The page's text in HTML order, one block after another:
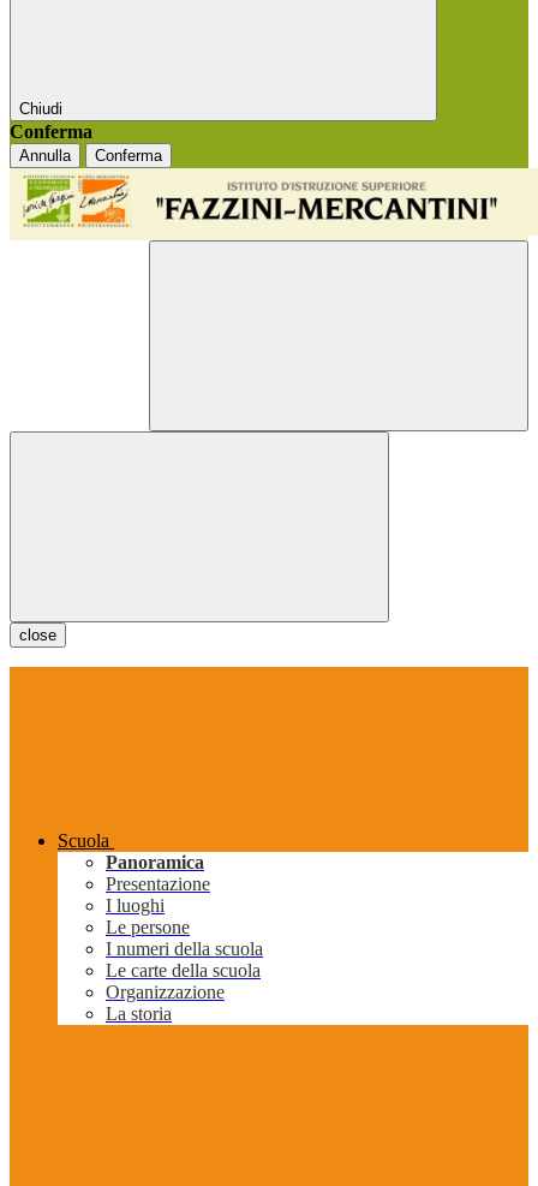
Chiudi
Conferma
Annulla Conferma
close
Scuola
Panoramica
Presentazione
I luoghi
Le persone
I numeri della scuola
Le carte della scuola
Organizzazione
La storia